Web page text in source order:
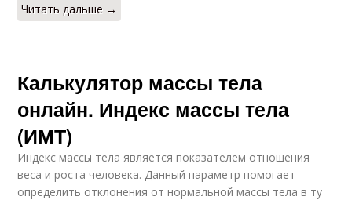
Читать дальше →
Калькулятор массы тела
онлайн. Индекс массы тела
(ИМТ)
Индекс массы тела является показателем отношения
веса и роста человека. Данный параметр помогает
определить отклонения от нормальной массы тела в ту